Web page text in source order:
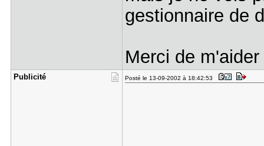
gestionnaire de
Merci de m'aider
Publicité Posté le 13-09-2002 à 18:42:53